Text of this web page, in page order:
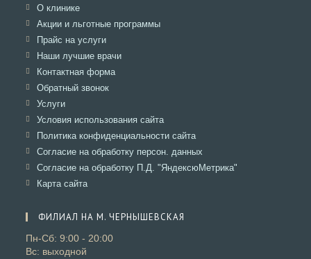
О клиникеОткроется
в
вкладке
Акции и льготные программыОткроется
Прайс на услугиОткроется
в
вкладке
Наши лучшие врачиОткроется
Контактная формаОткроется
Обратный звонокОткроется
вкладке
УслугиОткроется
в
вкладке
Условия использования сайтаОткроется
в
вкладке
Политика конфиденциальности сайтаОткроется
в
вкладке
Согласие на обработку персон. данных
в
Согласие на обработку П.Д. "ЯндексюМетрика"
Карта сайтаОткроется
вкладке
ФИЛИАЛ НА М. ЧЕРНЫШЕВСКАЯ
Пн-Сб: 9:00 - 20:00
Вс: выходной